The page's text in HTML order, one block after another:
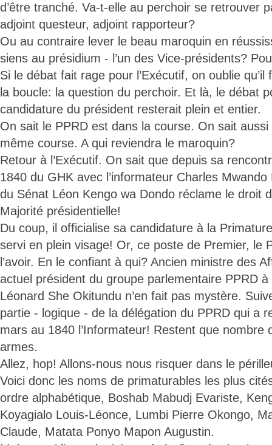
d’être tranché. Va-t-elle au perchoir se retrouver
adjoint questeur, adjoint rapporteur?
Ou au contraire lever le beau maroquin en
siens au présidium - l’un des Vice-présidents?
Si le débat fait rage pour l’Exécutif, on oublie qu’il
la boucle: la question du perchoir. Et là, le débat
candidature du président resterait plein et entier.
On sait le PPRD est dans la course. On sait
même course. A qui reviendra le maroquin?
Retour à l’Exécutif. On sait que depuis sa
1840 du GHK avec l’informateur Charles
du Sénat Léon Kengo wa Dondo réclame le droit
Majorité présidentielle!
Du coup, il officialise sa candidature à la
servi en plein visage! Or, ce poste de Premier, le
l’avoir. En le confiant à qui? Ancien ministre des
actuel président du groupe parlementaire PPRD
Léonard She Okitundu n’en fait pas mystère.
partie - logique - de la délégation du PPRD qui a
mars au 1840 l’Informateur! Restent que nombre
armes.
Allez, hop! Allons-nous nous risquer dans le
Voici donc les noms de primaturables les plus
ordre alphabétique, Boshab Mabudj Evariste,
Koyagialo Louis-Léonce, Lumbi Pierre Okongo,
Claude, Matata Ponyo Mapon Augustin.